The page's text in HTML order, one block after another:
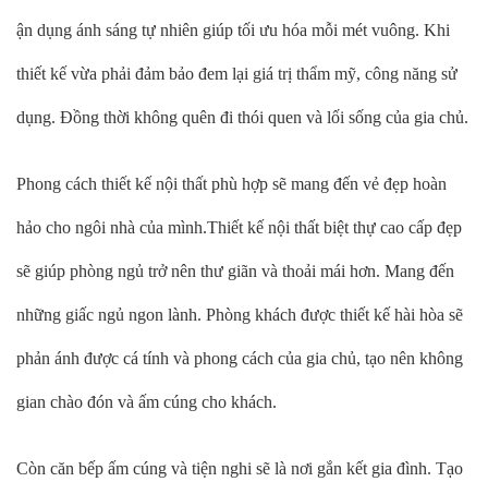
ận dụng ánh sáng tự nhiên giúp tối ưu hóa mỗi mét vuông. Khi
thiết kế vừa phải đảm bảo đem lại giá trị thẩm mỹ, công năng sử
dụng. Đồng thời không quên đi thói quen và lối sống của gia chủ.
Phong cách thiết kế nội thất phù hợp sẽ mang đến vẻ đẹp hoàn
hảo cho ngôi nhà của mình.Thiết kế nội thất biệt thự cao cấp đẹp
sẽ giúp phòng ngủ trở nên thư giãn và thoải mái hơn. Mang đến
những giấc ngủ ngon lành. Phòng khách được thiết kế hài hòa sẽ
phản ánh được cá tính và phong cách của gia chủ, tạo nên không
gian chào đón và ấm cúng cho khách.
Còn căn bếp ấm cúng và tiện nghi sẽ là nơi gắn kết gia đình. Tạo